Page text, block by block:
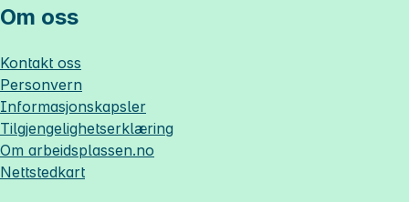
Om oss
Kontakt oss
Personvern
Informasjonskapsler
Tilgjengelighetserklæring
Om arbeidsplassen.no
Nettstedkart